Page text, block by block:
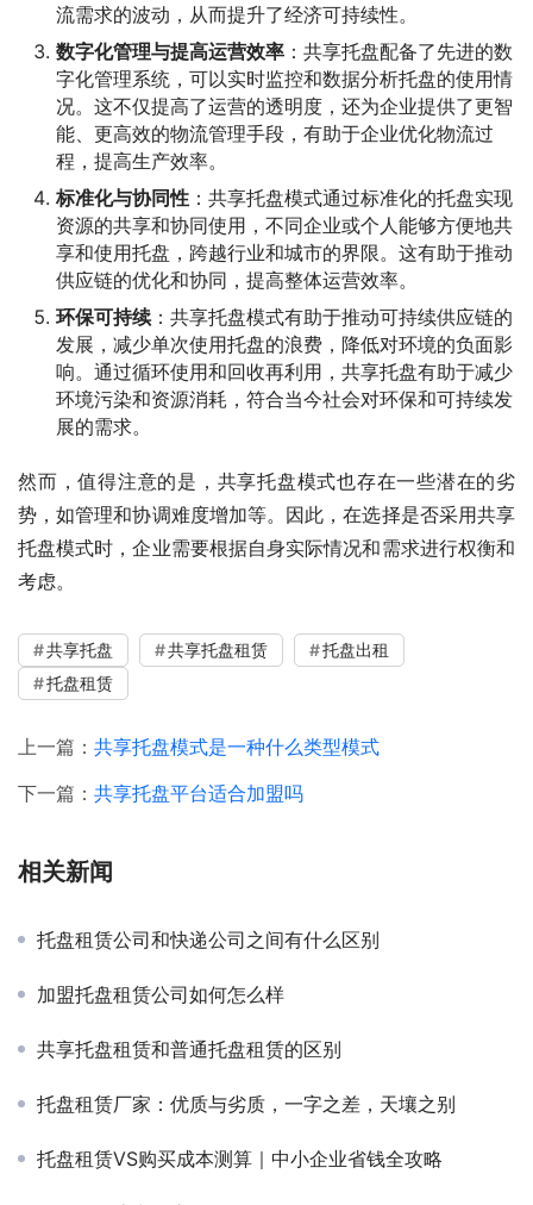
流需求的波动，从而提升了经济可持续性。
数字化管理与提高运营效率 ：共享托盘配备了先进的数
字化管理系统，可以实时监控和数据分析托盘的使用情
况。这不仅提高了运营的透明度，还为企业提供了更智
能、更高效的物流管理手段，有助于企业优化物流过
程，提高生产效率。
标准化与协同性 ：共享托盘模式通过标准化的托盘实现
资源的共享和协同使用，不同企业或个人能够方便地共
享和使用托盘，跨越行业和城市的界限。这有助于推动
供应链的优化和协同，提高整体运营效率。
环保可持续：共享托盘模式有助于推动可持续供应链的
发展，减少单次使用托盘的浪费，降低对环境的负面影
响。通过循环使用和回收再利用，共享托盘有助于减少
环境污染和资源消耗，符合当今社会对环保和可持续发
展的需求。
然而，值得注意的是，共享托盘模式也存在一些潜在的劣
势，如管理和协调难度增加等。因此，在选择是否采用共享
托盘模式时，企业需要根据自身实际情况和需求进行权衡和
考虑。
共享托盘 共享托盘租赁
托盘出租
托盘租赁
上一篇： 共享托盘模式是一种什么类型模式
下一篇： 共享托盘平台适合加盟吗
相关新闻
托盘租赁公司和快递公司之间有什么区别
加盟托盘租赁公司如何怎么样
共享托盘租赁和普通托盘租赁的区别
托盘租赁厂家：优质与劣质，一字之差，天壤之别
托盘租赁VS购买成本测算｜中小企业省钱全攻略